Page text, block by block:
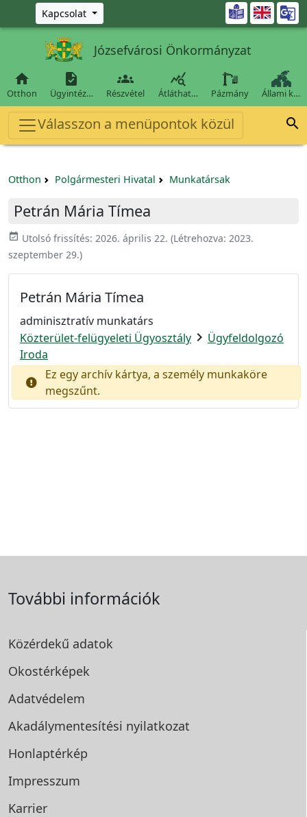
Ugrás a fő tartalomra
Kapcsolat 
Józsefvárosi Önkormányzat

Otthon

Ügyintéz…

Részvétel

Átláthat… Pázmány Állami k…
Válasszon a menüpontok közül 
Otthon Polgármesteri Hivatal Munkatársak
Petrán Mária Tímea
event_available Utolsó frissítés: 2026. április 22. (Létrehozva: 2023.
szeptember 29.)
Petrán Mária Tímea
adminisztratív munkatárs
Közterület-felügyeleti Ügyosztály chevron_right Ügyfeldolgozó
Iroda
Ez egy archív kártya, a személy munkaköre
megszűnt.
További információk
Közérdekű adatok
Okostérképek
Adatvédelem
Akadálymentesítési nyilatkozat
Honlaptérkép
Impresszum
Karrier